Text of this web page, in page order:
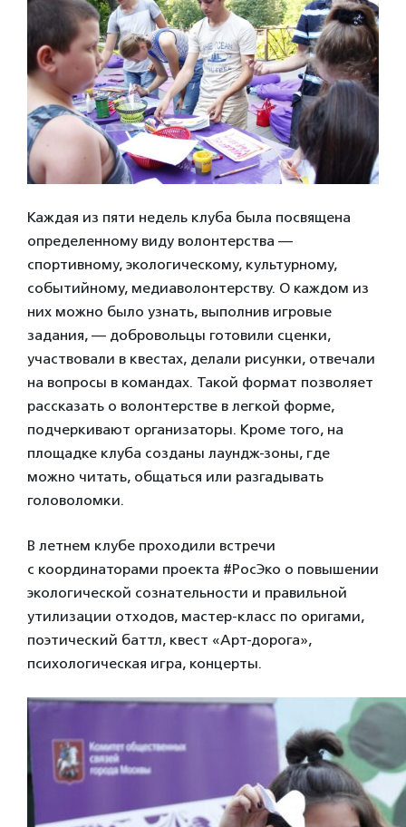
Каждая из пяти недель клуба была посвящена
определенному виду волонтерства —
спортивному, экологическому, культурному,
событийному, медиаволонтерству. О каждом из
них можно было узнать, выполнив игровые
задания, — добровольцы готовили сценки,
участвовали в квестах, делали рисунки, отвечали
на вопросы в командах. Такой формат позволяет
рассказать о волонтерстве в легкой форме,
подчеркивают организаторы. Кроме того, на
площадке клуба созданы лаундж-зоны, где
можно читать, общаться или разгадывать
головоломки.
В летнем клубе проходили встречи
с координаторами проекта #РосЭко о повышении
экологической сознательности и правильной
утилизации отходов, мастер-класс по оригами,
поэтический баттл, квест «Арт-дорога»,
психологическая игра, концерты.